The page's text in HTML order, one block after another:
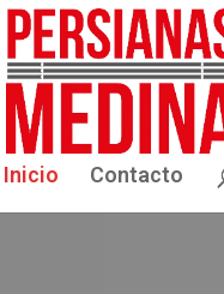
Inicio Contacto